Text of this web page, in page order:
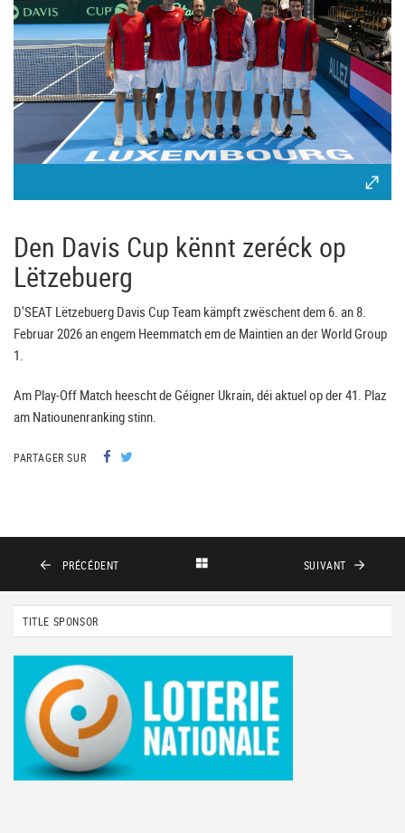
Den Davis Cup kënnt zeréck op
Lëtzebuerg
D'SEAT Lëtzebuerg Davis Cup Team kämpft zwëschent dem 6. an 8.
Februar 2026 an engem Heemmatch em de Maintien an der World Group
1.
Am Play-Off Match heescht de Géigner Ukrain, déi aktuel op der 41. Plaz
am Natiounenranking stinn.
PARTAGER SUR
PRÉCÉDENT SUIVANT
TITLE SPONSOR